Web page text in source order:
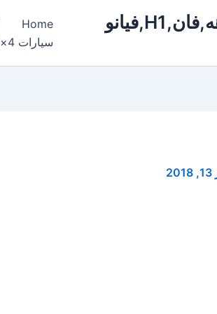
ايجار,سيارات,مرسيدس,فخمة,فارهه,فان,H1,فيانو
Home
سيارات 4×4